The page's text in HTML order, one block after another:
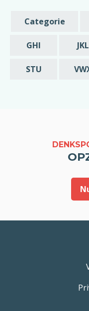
de opzegging
melding willen
datum is
wordt.
Met vriendelijke
Categorie
GHI JKL
STU